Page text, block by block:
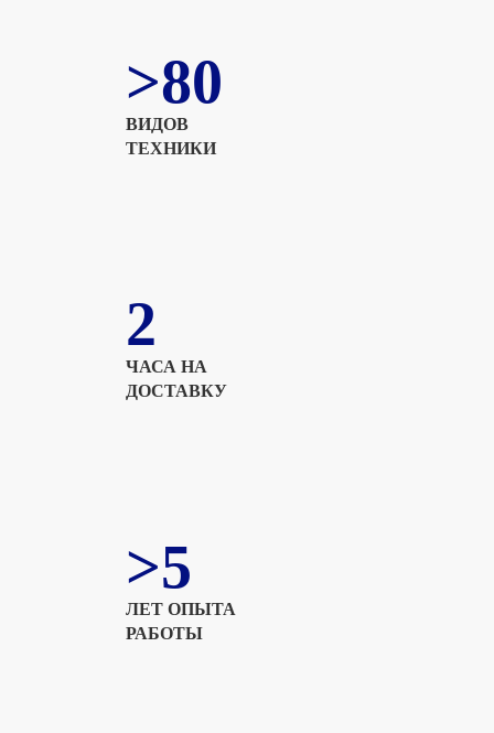
>80
ВИДОВ
ТЕХНИКИ
2
ЧАСА НА
ДОСТАВКУ
>5
ЛЕТ ОПЫТА
РАБОТЫ